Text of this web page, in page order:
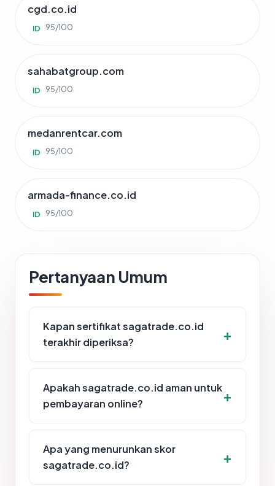
cgd.co.id
ID 95/100
sahabatgroup.com
ID 95/100
medanrentcar.com
ID 95/100
armada-finance.co.id
ID 95/100
Pertanyaan Umum
Kapan sertifikat sagatrade.co.id
terakhir diperiksa?
Apakah sagatrade.co.id aman untuk
pembayaran online?
Apa yang menurunkan skor
sagatrade.co.id?